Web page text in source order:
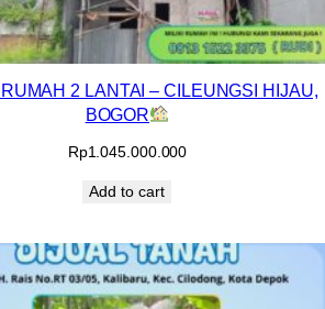
2 LANTAI – CILEUNGSI HIJAU,
BOGOR
Rp1.045.000.000
Add to cart